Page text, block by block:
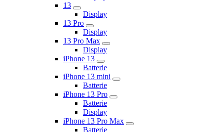
13
Display
13 Pro
Display
13 Pro Max
Display
iPhone 13
Batterie
iPhone 13 mini
Batterie
iPhone 13 Pro
Batterie
Display
iPhone 13 Pro Max
Batterie